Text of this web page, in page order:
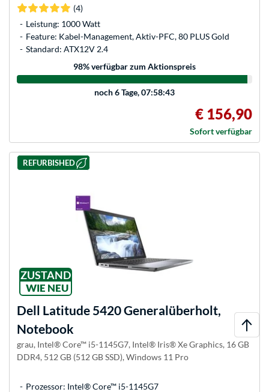
(4)
Leistung: 1000 Watt
Feature: Kabel-Management, Aktiv-PFC, 80 PLUS Gold
Standard: ATX12V 2.4
98% verfügbar zum Aktionspreis
noch6 Tage, 07:58:43
€ 156,90
Sofort verfügbar
REFURBISHED
ZUSTAND
WIE NEU
Dell Latitude 5420 Generalüberholt,
Notebook
grau, Intel® Core™ i5-1145G7, Intel® Iris® Xe Graphics, 16 GB
DDR4, 512 GB (512 GB SSD), Windows 11 Pro
Prozessor: Intel® Core™ i5-1145G7